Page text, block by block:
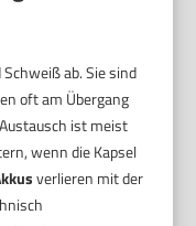
ab. Sie sind
oft am Übergang
ist meist
wenn die Kapsel
verlieren mit der